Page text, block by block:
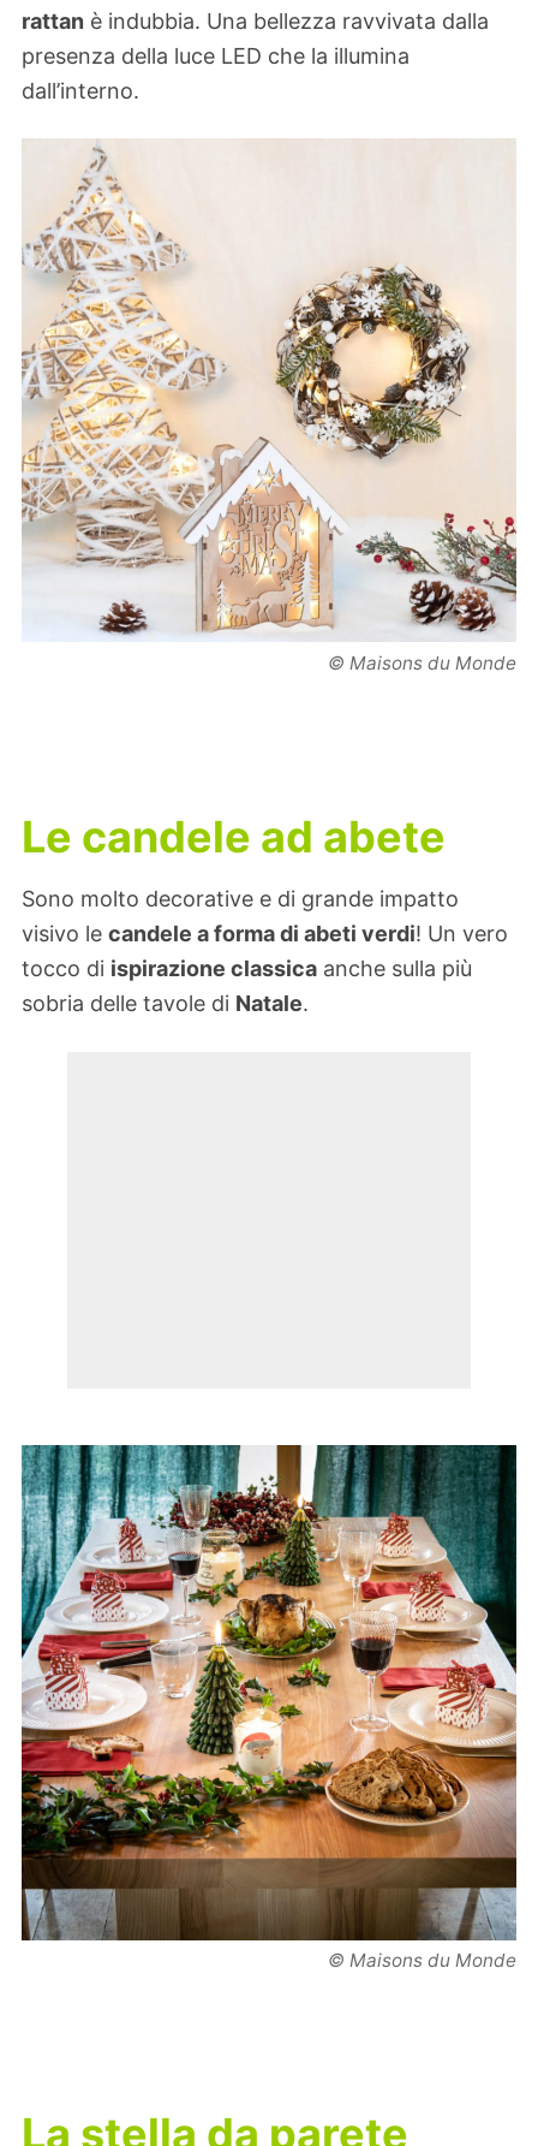
rattan è indubbia. Una bellezza ravvivata dalla
presenza della luce LED che la illumina
dall’interno.
© Maisons du Monde
Le candele ad abete
Sono molto decorative e di grande impatto
visivo le candele a forma di abeti verdi! Un vero
tocco di ispirazione classica anche sulla più
sobria delle tavole di Natale.
© Maisons du Monde
La stella da parete